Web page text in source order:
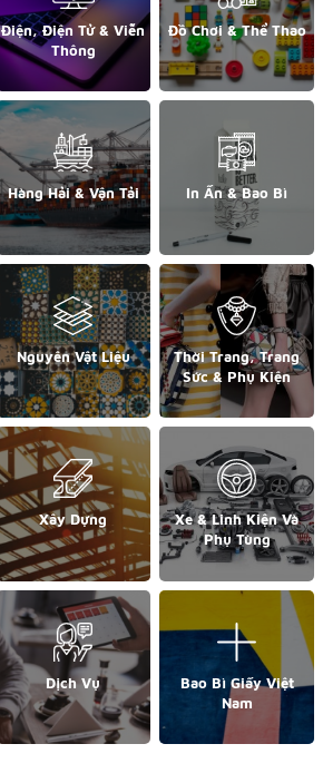
Điện, Điện Tử & Viễn
Thông
Đồ Chơi & Thể Thao
Hàng Hải & Vận Tải In Ấn & Bao Bì
Nguyên Vật Liệu
Thời Trang, Trang
Sức & Phụ Kiện
Xây Dựng
Xe & Linh Kiện Và
Phụ Tùng
Dịch Vụ
Bao Bì Giấy Việt
Nam